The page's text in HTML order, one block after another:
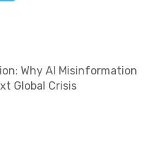
Why AI Misinformation
Global Crisis